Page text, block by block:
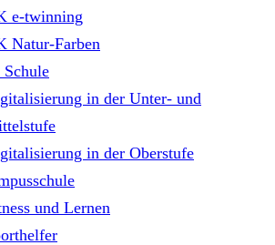
e-twinning
Natur-Farben
in der Unter- und
in der Oberstufe
und Lernen